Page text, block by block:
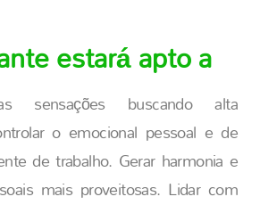
estará apto a
sensações buscando alta
o emocional pessoal e de
de trabalho. Gerar harmonia e
mais proveitosas. Lidar com